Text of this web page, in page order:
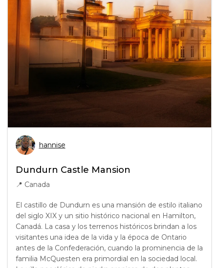
hannise
Dundurn Castle Mansion
📍 Canada
El castillo de Dundurn es una mansión de estilo italiano
del siglo XIX y un sitio histórico nacional en Hamilton,
Canadá. La casa y los terrenos históricos brindan a los
visitantes una idea de la vida y la época de Ontario
antes de la Confederación, cuando la prominencia de la
familia McQuesten era primordial en la sociedad local.